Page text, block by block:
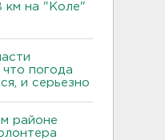
км на "Коле"
погода
и серьезно
районе